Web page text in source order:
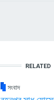
RELATED
সংবাদ